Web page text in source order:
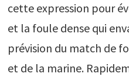
cette expression pour
et la foule dense qui
prévision du match de
et de la marine.